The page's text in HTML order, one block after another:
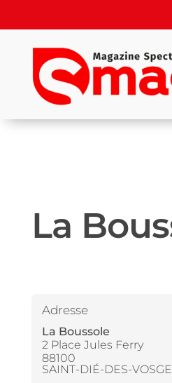
La
Adresse
La Boussole
2 Place Jules Ferry
88100
SAINT-DIÉ-DES-